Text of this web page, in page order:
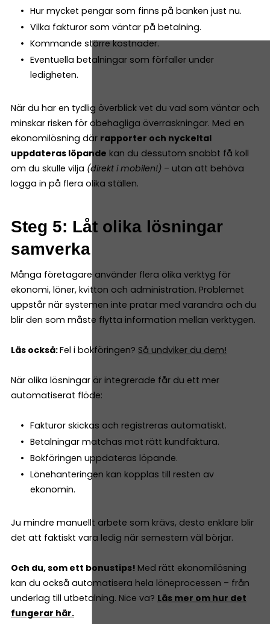
Hur mycket pengar som finns på banken just nu.
Vilka fakturor som väntar på betalning.
Kommande större kostnader.
Eventuella betalningar som förfaller under
ledigheten.
När du har en tydlig överblick vet du vad som väntar och
minskar risken för obehagliga överraskningar. Med en
ekonomilösning där rapporter och nyckeltal
uppdateras löpande kan du dessutom snabbt få koll
om du skulle vilja (direkt i mobilen!) – utan att behöva
logga in på flera olika ställen.
Steg 5: Låt olika lösningar
samverka
Många företagare använder flera olika verktyg för
ekonomi, löner, kvitton och administration. Problemet
uppstår när systemen inte pratar med varandra och du
blir den som måste flytta information mellan verktygen.
Läs också:Fel i bokföringen? Så undviker du dem!
När olika lösningar är integrerade får du ett mer
automatiserat flöde:
Fakturor skickas och registreras automatiskt.
Betalningar matchas mot rätt kundfaktura.
Bokföringen uppdateras löpande.
Lönehanteringen kan kopplas till resten av
ekonomin.
Ju mindre manuellt arbete som krävs, desto enklare blir
det att faktiskt vara ledig när semestern väl börjar.
Och du, som ett bonustips! Med rätt ekonomilösning
kan du också automatisera hela löneprocessen – från
underlag till utbetalning. Nice va? Läs mer om hur det
fungerar här.